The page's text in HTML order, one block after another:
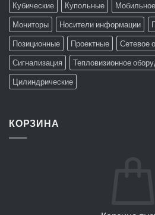
Кубические
Купольные
Мониторы
Носители информации
Позиционные
Проектные
Сетевое
Сигнализация
Тепловизионное
Цилиндрические
КОРЗИНА